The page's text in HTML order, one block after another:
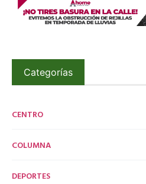
Categorías
CENTRO
COLUMNA
DEPORTES